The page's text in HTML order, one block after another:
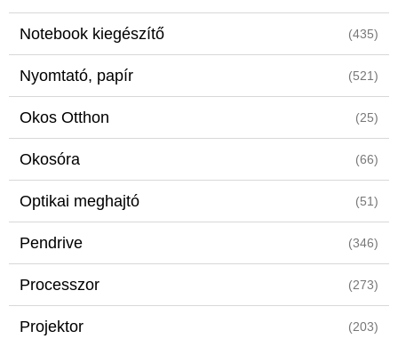
Notebook kiegészítő (435)
Nyomtató, papír (521)
Okos Otthon (25)
Okosóra (66)
Optikai meghajtó (51)
Pendrive (346)
Processzor (273)
Projektor (203)